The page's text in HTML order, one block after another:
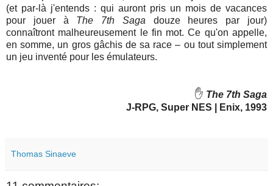
(et par-là j'entends : qui auront pris un mois de vacances
pour jouer à The 7th Saga douze heures par jour)
connaîtront malheureusement le fin mot. Ce qu'on appelle,
en somme, un gros gâchis de sa race – ou tout simplement
un jeu inventé pour les émulateurs.
✋ The 7th Saga
J-RPG, Super NES | Enix, 1993
Thomas Sinaeve